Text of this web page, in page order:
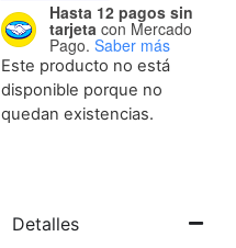
Hasta 12 pagos sin
tarjetacon Mercado
Pago. Saber más
Este producto no está
disponible porque no
quedan existencias.
Detalles